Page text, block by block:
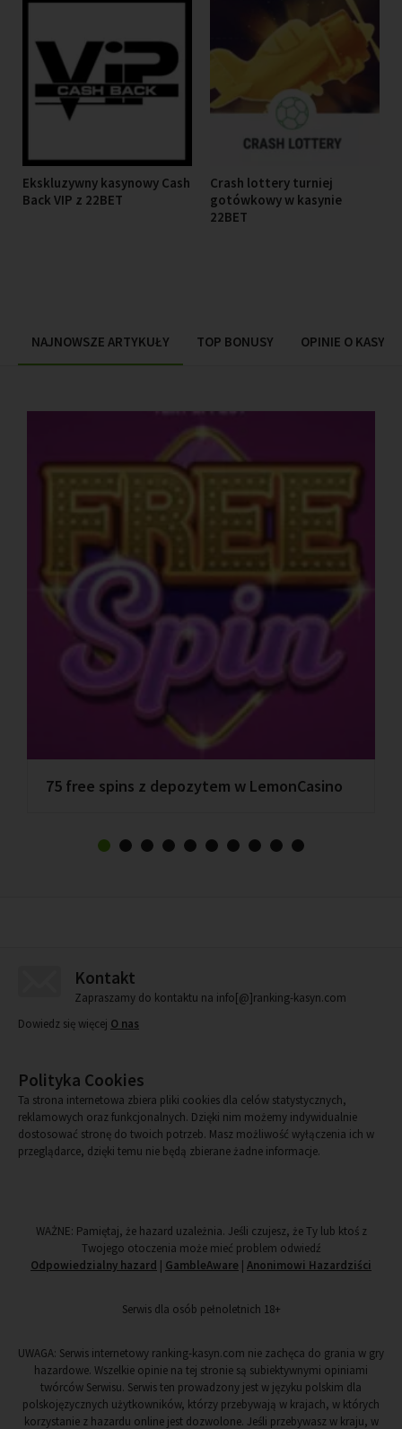
Ekskluzywny kasynowy Cash
Back VIP z 22BET
Crash lottery turniej
gotówkowy w kasynie
22BET
NAJNOWSZE ARTYKUŁY TOP BONUSY OPINIE O
75 free spins z depozytem w LemonCasino
Kontakt
Zapraszamy do kontaktu na info[@]ranking-kasyn.com
Dowiedz się więcej O nas
Polityka Cookies
Ta strona internetowa zbiera pliki cookies dla celów statystycznych,
reklamowych oraz funkcjonalnych. Dzięki nim możemy indywidualnie
dostosować stronę do twoich potrzeb. Masz możliwość wyłączenia ich w
przeglądarce, dzięki temu nie będą zbierane żadne informacje.
WAŻNE: Pamiętaj, że hazard uzależnia. Jeśli czujesz, że Ty lub ktoś z
Twojego otoczenia może mieć problem odwiedź
Odpowiedzialny hazard | GambleAware | Anonimowi Hazardziści
Serwis dla osób pełnoletnich 18+
UWAGA: Serwis internetowy ranking-kasyn.com nie zachęca do grania w gry
hazardowe. Wszelkie opinie na tej stronie są subiektywnymi opiniami
twórców Serwisu. Serwis ten prowadzony jest w języku polskim dla
polskojęzycznych użytkowników, którzy przebywają w krajach, w których
korzystanie z hazardu online jest dozwolone. Jeśli przebywasz w kraju, w